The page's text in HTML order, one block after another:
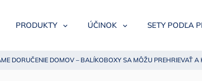
PRODUKTY ÚČINOK SETY PODĽA
DORUČENIE DOMOV – BALÍKOBOXY SA MÔŽU PREHRIEVAŤ A